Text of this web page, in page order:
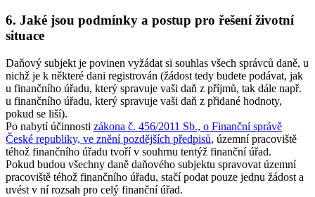
6. Jaké jsou podmínky a postup pro řešení životní
situace
Daňový subjekt je povinen vyžádat si souhlas všech správců daně, u
nichž je k některé dani registrován (žádost tedy budete podávat, jak
u finančního úřadu, který spravuje vaši daň z příjmů, tak dále např.
u finančního úřadu, který spravuje vaši daň z přidané hodnoty,
pokud se liší).
Po nabytí účinnosti zákona č. 456/2011 Sb., o Finanční správě
České republiky, ve znění pozdějších předpisů, územní pracoviště
téhož finančního úřadu tvoří v souhrnu tentýž finanční úřad.
Pokud budou všechny daně daňového subjektu spravovat územní
pracoviště téhož finančního úřadu, stačí podat pouze jednu žádost a
uvést v ní rozsah pro celý finanční úřad.